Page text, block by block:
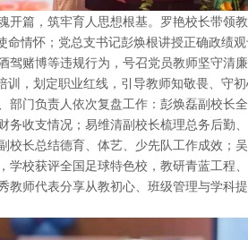
篇，筑牢育人思想根基。罗艳校长带领
命情怀；党总支书记彭焕根讲授正确政绩
驾赌博等违规行为，号召党员教师坚守清
训，划定职业红线，引导教师知敬畏、守
门负责人依次复盘工作：彭焕磊副校长
务收支情况；易维清副校长梳理总务后勤
校长总结德育、体艺、少先队工作成效；
学校获评全国足球特色校，教研青蓝工程
教师代表分享从教初心、班级管理与学科